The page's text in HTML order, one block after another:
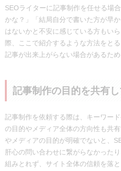
SEOライターに記事制作を任せる場
かな？」「結局自分で書いた方が早
はないかと不安に感じている方もい
際、ここで紹介するような方法をと
記事が出来上がらない場合があるため
記事制作の目的を共有
記事制作を依頼する際は、キーワー
の目的やメディア全体の方向性も共
やメディアの目的が明確でないと、
肝心の問い合わせに繋がらなかった
組みとれず、サイト全体の信頼を落